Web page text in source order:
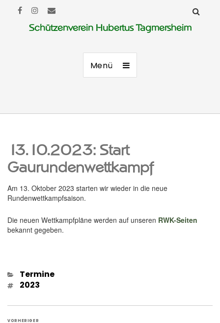
Schützenverein Hubertus Tagmersheim
Menü
13.10.2023: Start
Gaurundenwettkampf
Am 13. Oktober 2023 starten wir wieder in die neue
Rundenwettkampfsaison.
Die neuen Wettkampfpläne werden auf unseren RWK-Seiten
bekannt gegeben.
Kategorien
Termine
Schlagwörter
2023
Beitragsnavigation
VORHERIGER